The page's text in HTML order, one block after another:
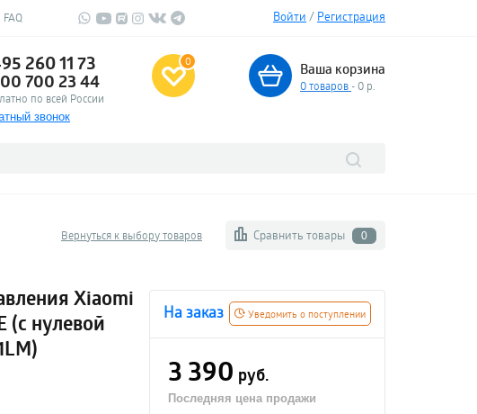
FAQ Войти / Регистрация
260 11 73
700 23 44
по всей России
звонок
0 Ваша корзина
0товаров - 0 р.
Вернуться к выбору товаров Сравнить товары 0
Xiaomi
(с нулевой
Уведомить о поступлении
На заказ
3 390 руб.
Последняя цена продажи